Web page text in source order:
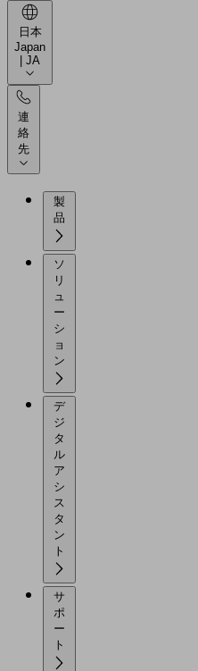
日本
Japan
| JA
連
絡
先
製
ソ
リ
ュ
ー
シ
ョ
デ
ジ
タ
ル
ア
シ
ス
タ
ン
サ
ポ
ー